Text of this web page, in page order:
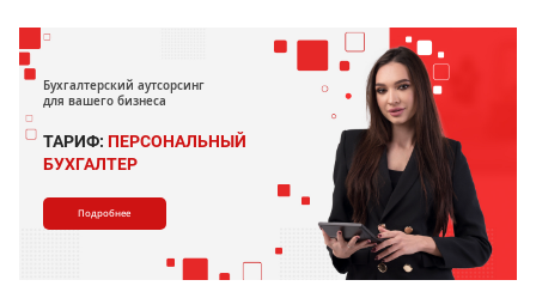
Бухгалтерский аутсорсинг
для вашего бизнеса
ТАРИФ: ПЕРСОНАЛЬНЫЙ
БУХГАЛТЕР
Подробнее